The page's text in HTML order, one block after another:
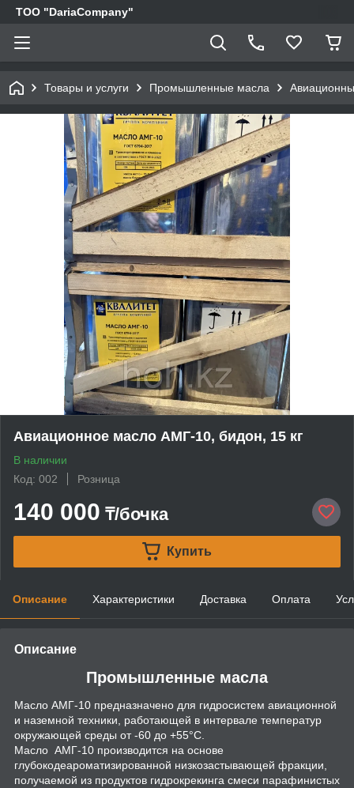
TOO "DariaCompany"
Товары и услуги Промышленные масла
Авиационное масло АМГ-10, бидон, 15 кг
В наличии
Код: 002
Розница
140 000 ₸/бочка
Купить
Описание Характеристики Доставка Оплата
Описание
Промышленные масла
Масло АМГ-10 предназначено для гидросистем авиационной
и наземной техники, работающей в интервале температур
окружающей среды от -60 до +55°С.
Масло АМГ-10 производится на основе
глубокодеароматизированной низкозастывающей фракции,
получаемой из продуктов гидрокрекинга смеси парафинистых